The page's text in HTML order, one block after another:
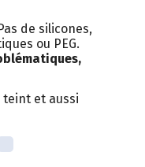
de silicones,
ou PEG.
teint et aussi